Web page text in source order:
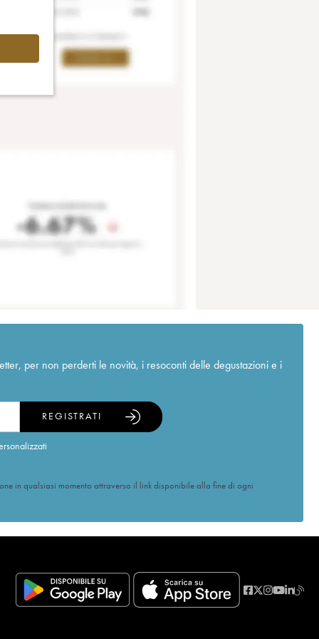
per non perderti le novità, i resoconti delle degustazioni e i
REGISTRATI
in qualsiasi momento attraverso il link disponibile alla fine di ogni